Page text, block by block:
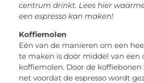
centrum drinkt. Lees hier
een espresso kan maken!
Koffiemolen
Eén van de manieren om een
te maken is door middel van een
koffiemolen. Door de
net voordat de espresso wordt